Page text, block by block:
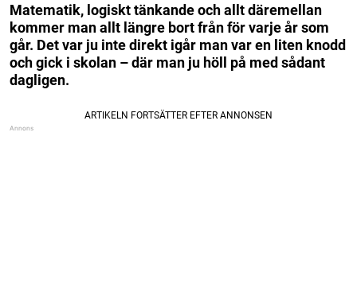
Matematik, logiskt tänkande och allt däremellan
kommer man allt längre bort från för varje år som
går. Det var ju inte direkt igår man var en liten knodd
och gick i skolan – där man ju höll på med sådant
dagligen.